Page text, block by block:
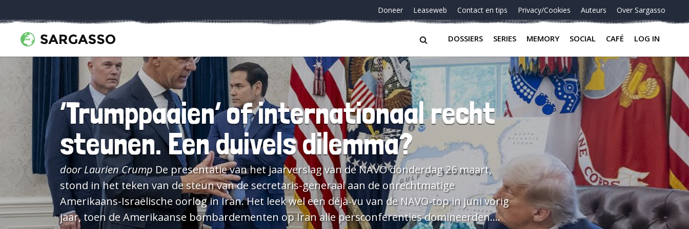
Doneer Leaseweb Contact en tips Privacy/Cookies Auteurs Over Sargasso
DOSSIERS SERIES MEMORY SOCIAL CAFÉ LOG IN
‘Trumppaaien’ of internationaal recht
steunen. Een duivels dilemma?
door Laurien Crump
stond in het teken van de steun van de secretaris-generaal aan de onrechtmatige
Amerikaans-Israëlische oorlog in Iran. Het leek wel een déjà-vu van de NAVO-top in juni vorig
jaar, toen de Amerikaanse bombardementen op Iran alle persconferenties domineerden.